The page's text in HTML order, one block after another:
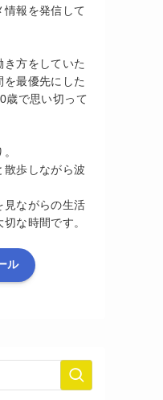
情報を発信して
方をしていた
最優先にした
歳で思い切って
散歩しながら波
見ながらの生活
な時間です。
ル